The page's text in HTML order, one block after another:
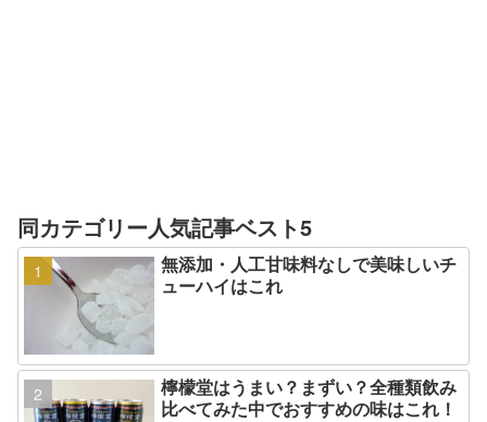
同カテゴリー人気記事ベスト5
無添加・人工甘味料なしで美味しいチ
ューハイはこれ
檸檬堂はうまい？まずい？全種類飲み
比べてみた中でおすすめの味はこれ！